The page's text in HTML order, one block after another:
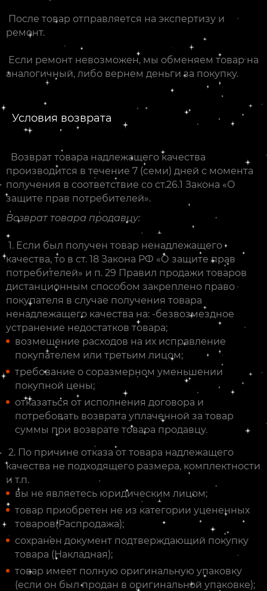
После товар отправляется на экспертизу и
ремонт.
Если ремонт невозможен, мы обменяем товар на
аналогичный, либо вернем деньги за покупку.
Условия возврата
Возврат товара надлежащего качества
производится в течение 7 (семи) дней с момента
получения в соответствие со ст.26.1 Закона «О
защите прав потребителей».
Возврат товара продавцу:
1. Если был получен товар ненадлежащего
качества, то в ст. 18 Закона РФ «О защите прав
потребителей» и п. 29 Правил продажи товаров
дистанционным способом закреплено право
покупателя в случае получения товара
ненадлежащего качества на: -безвозмездное
устранение недостатков товара;
возмещение расходов на их исправление
покупателем или третьим лицом;
требование о соразмерном уменьшении
покупной цены;
отказаться от исполнения договора и
потребовать возврата уплаченной за товар
суммы при возврате товара продавцу.
2. По причине отказа от товара надлежащего
качества не подходящего размера, комплектности
и т.п.
вы не являетесь юридическим лицом;
товар приобретен не из категории уцененных
товаров(Распродажа);
сохранен документ подтверждающий покупку
товара (Накладная);
товар имеет полную оригинальную упаковку
(если он был продан в оригинальной упаковке);